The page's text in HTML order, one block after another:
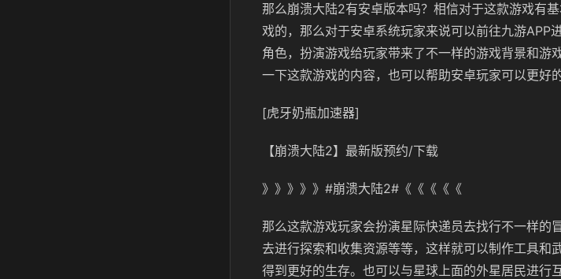
那么崩溃大陆2有安卓版本吗？相信对于这款游戏有
戏的，那么对于安卓系统玩家来说可以前往九游APP
角色，扮演游戏给玩家带来了不一样的游戏背景和游
一下这款游戏的内容，也可以帮助安卓玩家可以更好
[虎牙奶瓶加速器]
【崩溃大陆2】最新版预约/下载
》》》》》#崩溃大陆2#《《《《《
那么这款游戏玩家会扮演星际快递员去找行不一样的
去进行探索和收集资源等等，这样就可以制作工具和
得到更好的生存。也可以与星球上面的外星居民进行